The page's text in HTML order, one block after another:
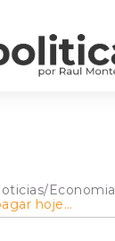
/Economia
hoje